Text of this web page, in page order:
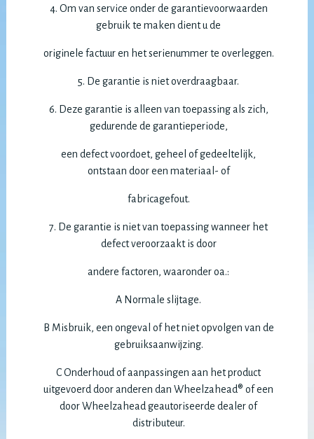
4. Om van service onder de garantievoorwaarden
gebruik te maken dient u de
originele factuur en het serienummer te overleggen.
5. De garantie is niet overdraagbaar.
6. Deze garantie is alleen van toepassing als zich,
gedurende de garantieperiode,
een defect voordoet, geheel of gedeeltelijk,
ontstaan door een materiaal- of
fabricagefout.
7. De garantie is niet van toepassing wanneer het
defect veroorzaakt is door
andere factoren, waaronder oa.:
A Normale slijtage.
B Misbruik, een ongeval of het niet opvolgen van de
gebruiksaanwijzing.
C Onderhoud of aanpassingen aan het product
uitgevoerd door anderen dan Wheelzahead® of een
door Wheelzahead geautoriseerde dealer of
distributeur.